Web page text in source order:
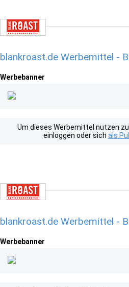
blankroast.de Werbemittel -
Werbebanner
Um dieses Werbemittel nutzen
einloggen oder sich als
blankroast.de Werbemittel -
Werbebanner